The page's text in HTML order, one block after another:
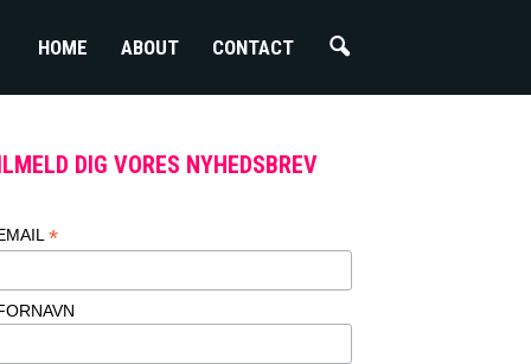
HOME ABOUT CONTACT
DIG VORES NYHEDSBREV
*